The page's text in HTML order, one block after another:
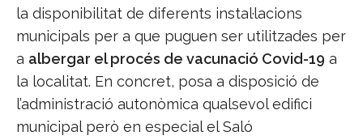
la disponibilitat de diferents instal·lacions
municipals per a que puguen ser utilitzades per
a albergar el procés de vacunació Covid-19 a
la localitat. En concret, posa a disposició de
l’administració autonòmica qualsevol edifici
municipal però en especial el Saló